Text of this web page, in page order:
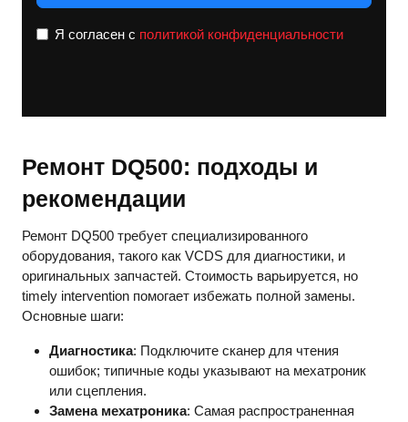
Я согласен с политикой конфиденциальности
Ремонт DQ500: подходы и
рекомендации
Ремонт DQ500 требует специализированного
оборудования, такого как VCDS для диагностики, и
оригинальных запчастей. Стоимость варьируется, но
timely intervention помогает избежать полной замены.
Основные шаги:
Диагностика: Подключите сканер для чтения
ошибок; типичные коды указывают на мехатроник
или сцепления.
Замена мехатроника: Самая распространенная